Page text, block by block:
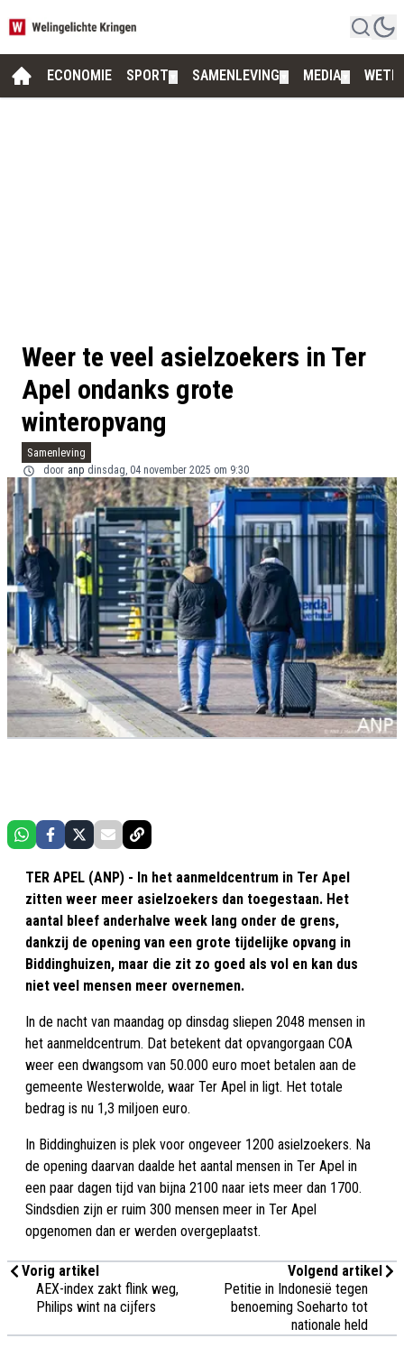
ECONOMIE SPORT SAMENLEVING MEDIA
Weer te veel asielzoekers in Ter
Apel ondanks grote
winteropvang
Samenleving
door anp dinsdag, 04 november 2025 om 9:30
TER APEL (ANP) - In het aanmeldcentrum in Ter Apel
zitten weer meer asielzoekers dan toegestaan. Het
aantal bleef anderhalve week lang onder de grens,
dankzij de opening van een grote tijdelijke opvang in
Biddinghuizen, maar die zit zo goed als vol en kan dus
niet veel mensen meer overnemen.
In de nacht van maandag op dinsdag sliepen 2048 mensen in
het aanmeldcentrum. Dat betekent dat opvangorgaan COA
weer een dwangsom van 50.000 euro moet betalen aan de
gemeente Westerwolde, waar Ter Apel in ligt. Het totale
bedrag is nu 1,3 miljoen euro.
In Biddinghuizen is plek voor ongeveer 1200 asielzoekers. Na
de opening daarvan daalde het aantal mensen in Ter Apel in
een paar dagen tijd van bijna 2100 naar iets meer dan 1700.
Sindsdien zijn er ruim 300 mensen meer in Ter Apel
opgenomen dan er werden overgeplaatst.
Vorig artikel
AEX-index zakt flink weg,
Philips wint na cijfers
Volgend artikel
Petitie in Indonesië tegen
benoeming Soeharto tot
nationale held